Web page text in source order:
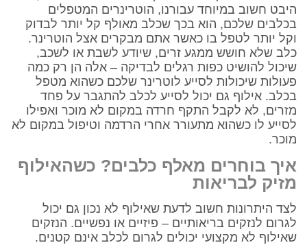
היבט חשוב במיוחד עבורנו, הוטרינרים המטפלים
בכלבים שלכם, הוא בכך שכלב מאולף קל יותר לבדוק
וקל יותר לטפל בו כאשר אתם מבקרים אצל הוטרינר.
כלב שלא חושש ממגע זרים, שיודע לשבת או לשכב,
שיכול להושיט כפות רגלים לבדיקה – אלה הן רק כמה
פעולות שיכולות לסייע לוטרינר שלכם כשהוא מטפל
בכלב. אילוף גם יכול לסייע לכלב להתגבר על פחד
מזרים, לא לקבל התקף חרדה במקום לא מוכר ואפילו
לסייע לו כשהוא מתעורר אחרי הרדמה וטיפול במקום לא
מוכר.
איך בוחרים מאלף כלבים? כשהאילוף
מזיק לבריאות
לצד היתרונות חשוב לדעת שאילוף לא נכון גם יכול
לגרום לנזקים בריאותיים – פיזיים או נפשיים. הנזקים
שאילוף לא מקצועי יכולים לגרום לכלב אינם קטנים.